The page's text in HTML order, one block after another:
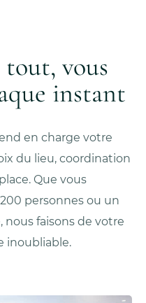
vous
instant
en charge votre
du lieu, coordination
Que vous
personnes ou un
nous faisons de votre
inoubliable.